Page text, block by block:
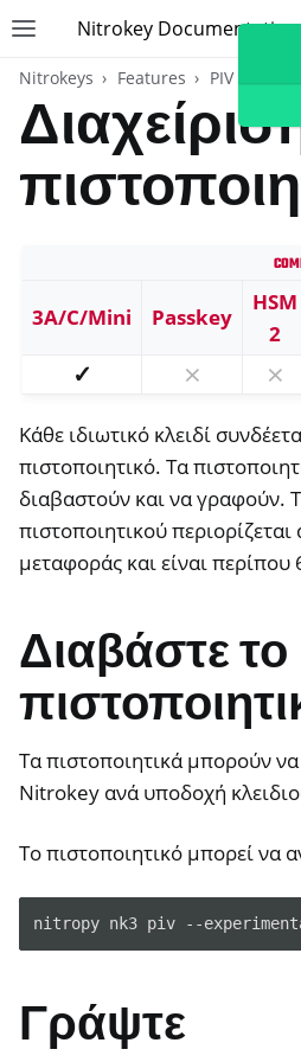
Toggle site navigation sidebar
Nitrokey Documentation
navigation of TOTP
navigation of PIV (Windows only)
navigation of Ρύθμιση
navigation of Nitrokey Passkey
navigation of Nitrokey FIDO2
Nitrokeys Features PIV
3A/C/Mini Passkey
HSM
2
✓ ⨯ ⨯
Κάθε ιδιωτικό κλειδί
πιστοποιητικό. Τα
διαβαστούν και να γραφούν.
πιστοποιητικού
μεταφοράς και είναι περίπου
Διαβάστε το
Τα πιστοποιητικά μπορούν
Nitrokey ανά υποδοχή
Το πιστοποιητικό μπορεί να
nitropy nk3 piv --
Γράψτε